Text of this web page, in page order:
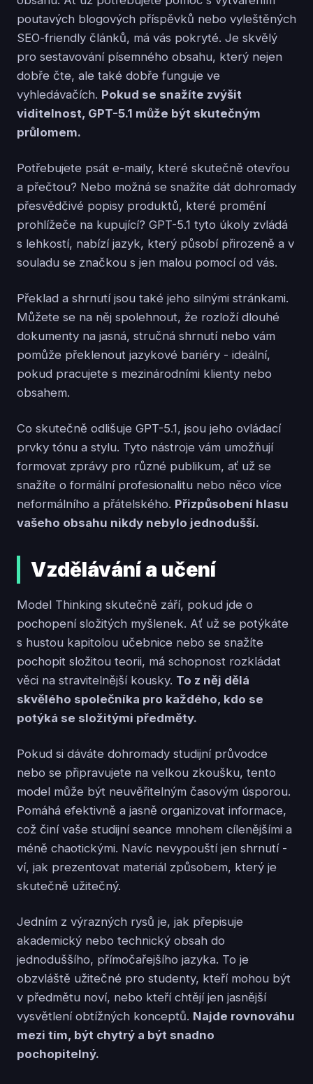
poutavých blogových příspěvků nebo vyleštěných
SEO-friendly článků, má vás pokryté. Je skvělý
pro sestavování písemného obsahu, který nejen
dobře čte, ale také dobře funguje ve
vyhledávačích. Pokud se snažíte zvýšit
viditelnost, GPT-5.1 může být skutečným
průlomem.
Potřebujete psát e-maily, které skutečně otevřou
a přečtou? Nebo možná se snažíte dát dohromady
přesvědčivé popisy produktů, které promění
prohlížeče na kupující? GPT-5.1 tyto úkoly zvládá
s lehkostí, nabízí jazyk, který působí přirozeně a v
souladu se značkou s jen malou pomocí od vás.
Překlad a shrnutí jsou také jeho silnými stránkami.
Můžete se na něj spolehnout, že rozloží dlouhé
dokumenty na jasná, stručná shrnutí nebo vám
pomůže překlenout jazykové bariéry - ideální,
pokud pracujete s mezinárodními klienty nebo
obsahem.
Co skutečně odlišuje GPT-5.1, jsou jeho ovládací
prvky tónu a stylu. Tyto nástroje vám umožňují
formovat zprávy pro různé publikum, ať už se
snažíte o formální profesionalitu nebo něco více
neformálního a přátelského. Přizpůsobení hlasu
vašeho obsahu nikdy nebylo jednodušší.
Vzdělávání a učení
Model Thinking skutečně září, pokud jde o
pochopení složitých myšlenek. Ať už se potýkáte
s hustou kapitolou učebnice nebo se snažíte
pochopit složitou teorii, má schopnost rozkládat
věci na stravitelnější kousky. To z něj dělá
skvělého společníka pro každého, kdo se
potýká se složitými předměty.
Pokud si dáváte dohromady studijní průvodce
nebo se připravujete na velkou zkoušku, tento
model může být neuvěřitelným časovým úsporou.
Pomáhá efektivně a jasně organizovat informace,
což činí vaše studijní seance mnohem cílenějšími a
méně chaotickými. Navíc nevypouští jen shrnutí -
ví, jak prezentovat materiál způsobem, který je
skutečně užitečný.
Jedním z výrazných rysů je, jak přepisuje
akademický nebo technický obsah do
jednoduššího, přímočařejšího jazyka. To je
obzvláště užitečné pro studenty, kteří mohou být
v předmětu noví, nebo kteří chtějí jen jasnější
vysvětlení obtížných konceptů. Najde rovnováhu
mezi tím, být chytrý a být snadno
pochopitelný.